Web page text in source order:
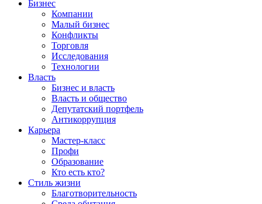
Бизнес
Компании
Малый бизнес
Конфликты
Торговля
Исследования
Технологии
Власть
Бизнес и власть
Власть и общество
Депутатский портфель
Антикоррупция
Карьера
Мастер-класс
Профи
Образование
Кто есть кто?
Стиль жизни
Благотворительность